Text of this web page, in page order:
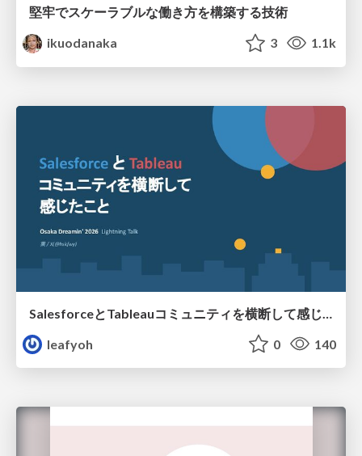
堅牢でスケーラブルな働き方を構築する技術
ikuodanaka
3 1.1k
leafyoh
0 140